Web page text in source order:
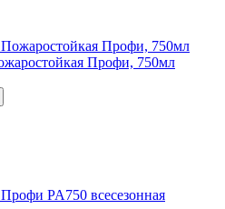
Профи, 750мл